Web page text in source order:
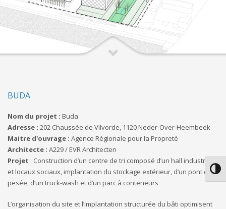
BUDA
Nom du projet : Buda
Adresse : 202 Chaussée de Vilvorde, 1120 Neder-Over-Heembeek
Maitre d'ouvrage : Agence Régionale pour la Propreté
Architecte : A229 / EVR Architecten
Projet : Construction d’un centre de tri composé d’un hall industriel
et locaux sociaux, implantation du stockage extérieur, d’un pont de
pesée, d’un truck-wash et d’un parc à conteneurs
L’organisation du site et l’implantation structurée du bâti optimisent